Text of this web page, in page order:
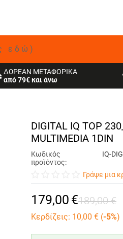
εδώ)
ΔΩΡΕΑΝ ΜΕΤΑΦΟΡΙΚΑ
από 79€ και άνω
DIGITAL IQ TOP
MULTIMEDIA 1DIN
Κωδικός
προϊόντος:
IQ-
Γράψε μια
179,00 €189,00 €
Κερδίζεις: 10,00 € (-5%)